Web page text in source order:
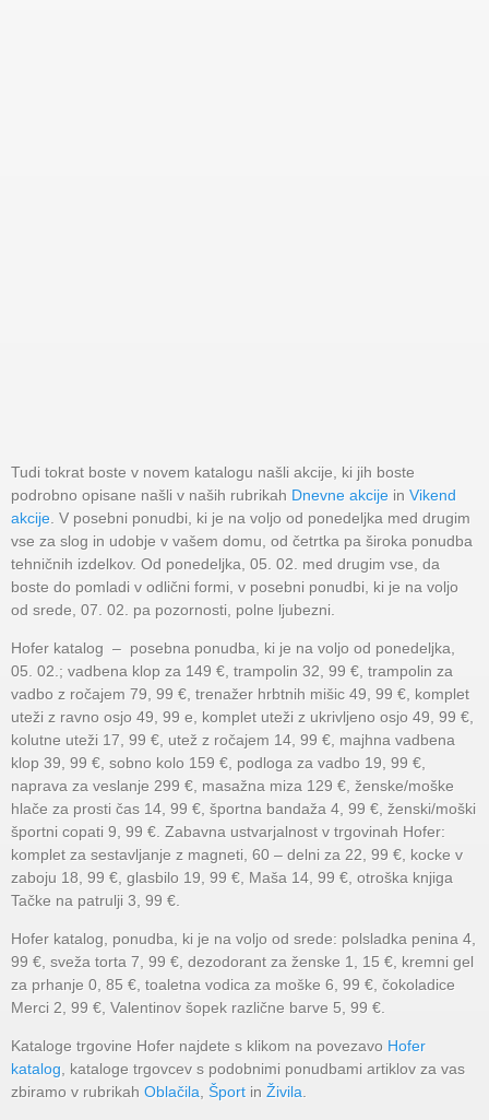
Tudi tokrat boste v novem katalogu našli akcije, ki jih boste
podrobno opisane našli v naših rubrikah Dnevne akcije in Vikend
akcije . V posebni ponudbi, ki je na voljo od ponedeljka med drugim
vse za slog in udobje v vašem domu, od četrtka pa široka ponudba
tehničnih izdelkov. Od ponedeljka, 05. 02. med drugim vse, da
boste do pomladi v odlični formi, v posebni ponudbi, ki je na voljo
od srede, 07. 02. pa pozornosti, polne ljubezni.
Hofer katalog – posebna ponudba, ki je na voljo od ponedeljka,
05. 02.; vadbena klop za 149 €, trampolin 32, 99 €, trampolin za
vadbo z ročajem 79, 99 €, trenažer hrbtnih mišic 49, 99 €, komplet
uteži z ravno osjo 49, 99 e, komplet uteži z ukrivljeno osjo 49, 99 €,
kolutne uteži 17, 99 €, utež z ročajem 14, 99 €, majhna vadbena
klop 39, 99 €, sobno kolo 159 €, podloga za vadbo 19, 99 €,
naprava za veslanje 299 €, masažna miza 129 €, ženske/moške
hlače za prosti čas 14, 99 €, športna bandaža 4, 99 €, ženski/moški
športni copati 9, 99 €. Zabavna ustvarjalnost v trgovinah Hofer:
komplet za sestavljanje z magneti, 60 – delni za 22, 99 €, kocke v
zaboju 18, 99 €, glasbilo 19, 99 €, Maša 14, 99 €, otroška knjiga
Tačke na patrulji 3, 99 €.
Hofer katalog, ponudba, ki je na voljo od srede: polsladka penina 4,
99 €, sveža torta 7, 99 €, dezodorant za ženske 1, 15 €, kremni gel
za prhanje 0, 85 €, toaletna vodica za moške 6, 99 €, čokoladice
Merci 2, 99 €, Valentinov šopek različne barve 5, 99 €.
Kataloge trgovine Hofer najdete s klikom na povezavo Hofer
katalog , kataloge trgovcev s podobnimi ponudbami artiklov za vas
zbiramo v rubrikah Oblačila Šport in Živila